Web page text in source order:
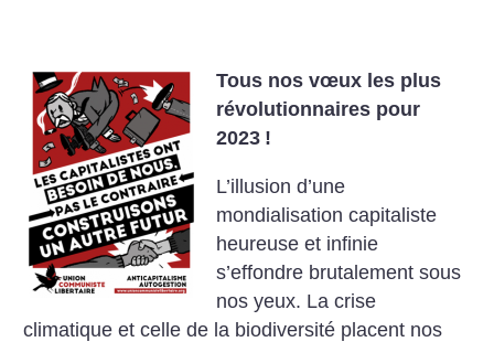
Tous nos vœux les plus
révolutionnaires pour
2023 !
L’illusion d’une
mondialisation capitaliste
heureuse et infinie
s’effondre brutalement sous
nos yeux. La crise
climatique et celle de la biodiversité placent nos